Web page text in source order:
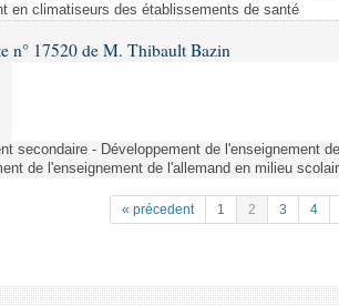
en climatiseurs des établissements de santé
n° 17520 de M. Thibault Bazin
secondaire - Développement de l'enseignement
de l'enseignement de l'allemand en milieu
« précedent 1 2 3 4